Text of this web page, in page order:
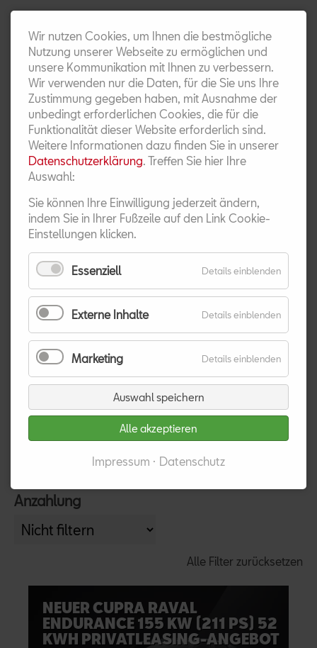
KONTAKT
AKTUELLE
FAHRZEUGANGEBOTE
FILTER
Marke
Modell
Antrieb Leistung
Anzahlung
Alle Filter zurücksetzen
NEUER CUPRA RAVAL
ENDURANCE 155 KW (211 PS) 52
KWH PRIVATLEASING-ANGEBOT
Wir nutzen Cookies, um Ihnen die bestmögliche
Nutzung unserer Webseite zu ermöglichen und
unsere Kommunikation mit Ihnen zu verbessern.
Wir verwenden nur die Daten, für die Sie uns Ihre
Zustimmung gegeben haben, mit Ausnahme der
unbedingt erforderlichen Cookies, die für die
Funktionalität dieser Website erforderlich sind.
Weitere Informationen dazu finden Sie in unserer
Datenschutzerklärung. Treffen Sie hier Ihre
Auswahl:
Sie können Ihre Einwilligung jederzeit ändern,
indem Sie in Ihrer Fußzeile auf den Link Cookie-
Einstellungen klicken.
Essenziell Details einblendenfür
Externe Inhalte Details einblendenfür
Externe
Marketing Details einblendenfür
Auswahl speichern
Alle akzeptieren
Impressum Datenschutz